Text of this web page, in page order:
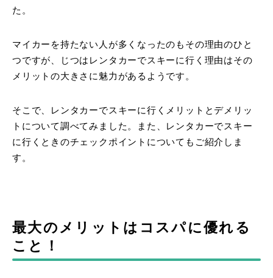
た。
マイカーを持たない人が多くなったのもその理由のひと
つですが、じつはレンタカーでスキーに行く理由はその
メリットの大きさに魅力があるようです。
そこで、レンタカーでスキーに行くメリットとデメリッ
トについて調べてみました。また、レンタカーでスキー
に行くときのチェックポイントについてもご紹介しま
す。
最大のメリットはコスパに優れる
こと！